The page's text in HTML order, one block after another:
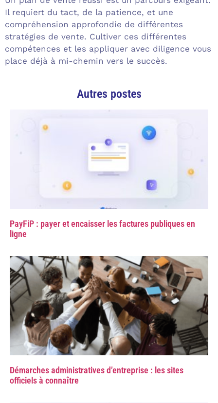
Il requiert du tact, de la patience, et une
compréhension approfondie de différentes
stratégies de vente. Cultiver ces différentes
compétences et les appliquer avec diligence vous
place déjà à mi-chemin vers le succès.
Autres postes
PayFiP : payer et encaisser les factures publiques en
ligne
Démarches administratives d’entreprise : les sites
officiels à connaître